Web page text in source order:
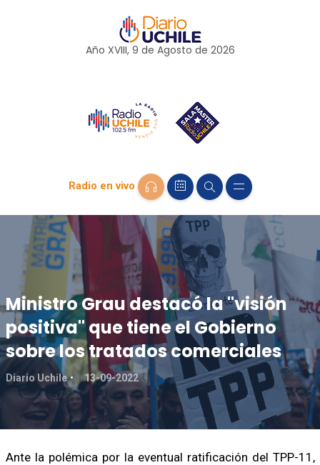
Año XVIII, 9 de Agosto de 2026
Radio en vivo
Ministro Grau destacó la "visión
positiva" que tiene el Gobierno
sobre los tratados comerciales
Diario Uchile 13-09-2022
Ante la polémica por la eventual ratificación del TPP-11,